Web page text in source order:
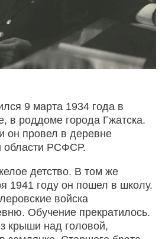
9 марта 1934 года в
в роддоме города Гжатска.
он провел в деревне
области РСФСР.
детство. В том же
1941 году он пошел в школу.
войска
Обучение прекратилось.
крыши над головой,